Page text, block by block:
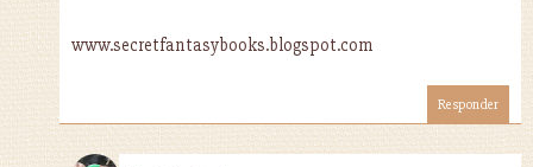
www.secretfantasybooks.blogspot.com
Responder